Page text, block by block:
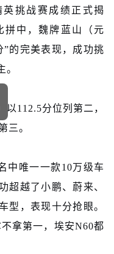
挑战赛成绩正式揭
拼中，魏牌蓝山（元
的完美表现，成功挑
。
112.5分位列第二，
三。
中唯一一款10万级车
超越了小鹏、蔚来、
型，表现十分抢眼。
拿第一，埃安N60都